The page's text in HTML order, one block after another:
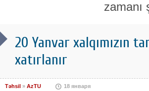
zamanı
20 Yanvar xalqımızın
xatırlanır
Təhsil » AzTU 18 января